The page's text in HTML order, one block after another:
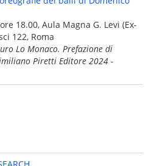
18.00, Aula Magna G. Levi (Ex-
122, Roma
Lo Monaco. Prefazione di
Piretti Editore 2024 -